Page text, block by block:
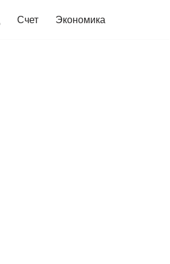
Счет Экономика